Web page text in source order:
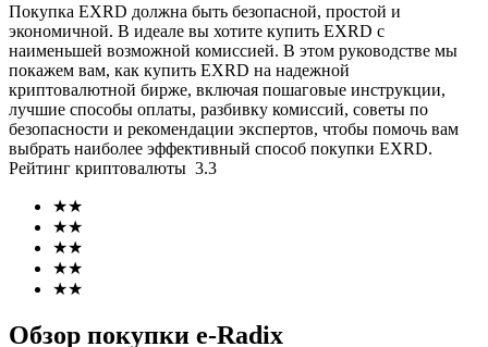
USDT-фьючерсы
Фьючерсы с использованием USDT в качестве
обеспечения
Покупка EXRD должна быть безопасной, простой и
экономичной. В идеале вы хотите купить EXRD с
наименьшей возможной комиссией. В этом руководстве мы
покажем вам, как купить EXRD на надежной
криптовалютной бирже, включая пошаговые инструкции,
лучшие способы оплаты, разбивку комиссий, советы по
безопасности и рекомендации экспертов, чтобы помочь вам
выбрать наиболее эффективный способ покупки EXRD.
Рейтинг криптовалюты 3.3
★★
★★
★★
★★
★★
Обзор покупки e-Radix